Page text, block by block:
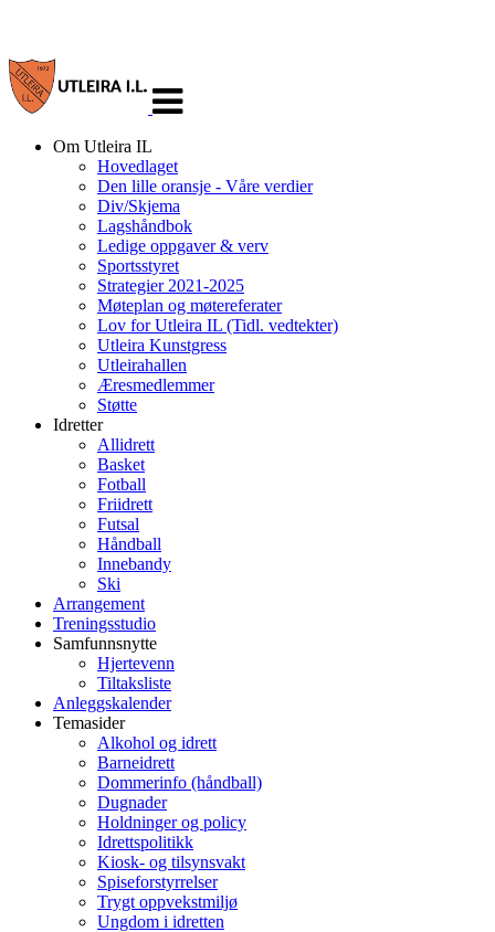
navigasjon
Om Utleira IL
Hovedlaget
Den lille oransje - Våre verdier
Div/Skjema
Lagshåndbok
Ledige oppgaver & verv
Sportsstyret
Strategier 2021-2025
Møteplan og møtereferater
Lov for Utleira IL (Tidl. vedtekter)
Utleira Kunstgress
Utleirahallen
Æresmedlemmer
Støtte
Idretter
Allidrett
Basket
Fotball
Friidrett
Futsal
Håndball
Innebandy
Ski
Arrangement
Treningsstudio
Samfunnsnytte
Hjertevenn
Tiltaksliste
Anleggskalender
Temasider
Alkohol og idrett
Barneidrett
Dommerinfo (håndball)
Dugnader
Holdninger og policy
Idrettspolitikk
Kiosk- og tilsynsvakt
Spiseforstyrrelser
Trygt oppvekstmiljø
Ungdom i idretten